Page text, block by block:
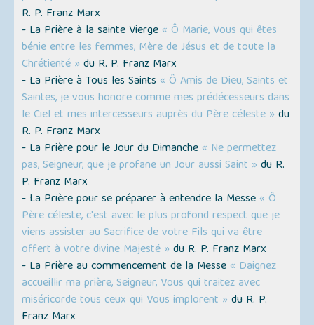
R. P. Franz Marx
- La Prière à la sainte Vierge « Ô Marie, Vous qui êtes
bénie entre les femmes, Mère de Jésus et de toute la
Chrétienté » du R. P. Franz Marx
- La Prière à Tous les Saints « Ô Amis de Dieu, Saints et
Saintes, je vous honore comme mes prédécesseurs dans
le Ciel et mes intercesseurs auprès du Père céleste » du
R. P. Franz Marx
- La Prière pour le Jour du Dimanche « Ne permettez
pas, Seigneur, que je profane un Jour aussi Saint » du R.
P. Franz Marx
- La Prière pour se préparer à entendre la Messe « Ô
Père céleste, c'est avec le plus profond respect que je
viens assister au Sacrifice de votre Fils qui va être
offert à votre divine Majesté » du R. P. Franz Marx
- La Prière au commencement de la Messe « Daignez
accueillir ma prière, Seigneur, Vous qui traitez avec
miséricorde tous ceux qui Vous implorent » du R. P.
Franz Marx